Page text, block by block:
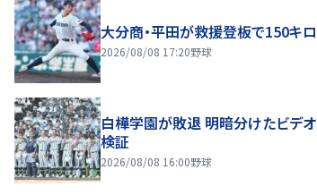
大分商・平田が救援登板で150キロ
2026/08/08 17:20野球
白樺学園が敗退 明暗分けたビデオ
検証
2026/08/08 16:00野球